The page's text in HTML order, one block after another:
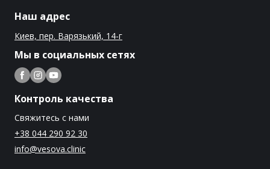
Наш адрес
Киев, пер. Варязький, 14-г
Мы в социальных сетях
Контроль качества
Свяжитесь с нами
+38 044 290 92 30
info@vesova.clinic